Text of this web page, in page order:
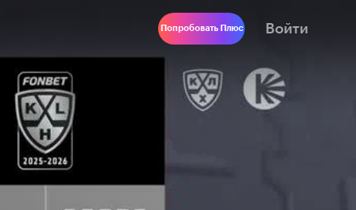
Попробовать Плюс Войти